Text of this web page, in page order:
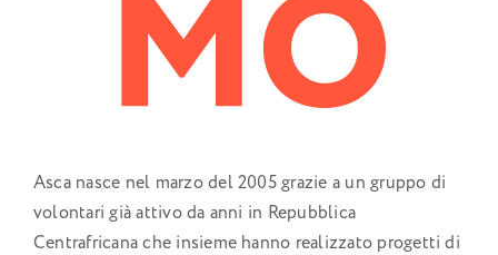
Asca nasce nel marzo del 2005 grazie a un gruppo di
volontari già attivo da anni in Repubblica
Centrafricana che insieme hanno realizzato progetti di